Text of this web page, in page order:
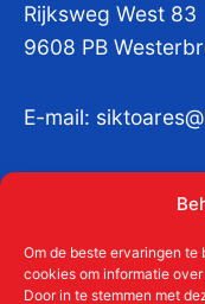
Om de beste ervaringen
cookies om informatie
Door in te stemmen met
Rijksweg West 83
9608 PB
E-mail:
KvKnr:41011712